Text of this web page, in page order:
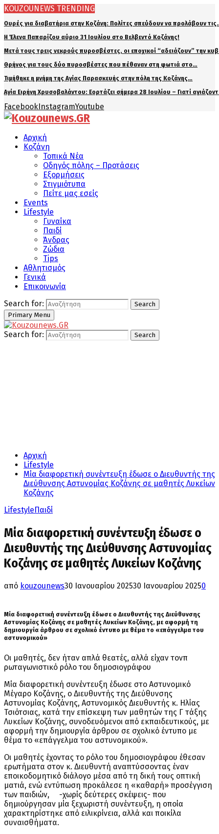
KOUZOUNEWS TRENDING
Ουρές για διαβατήρια στην Κοζάνη: Πολίτες σπεύδουν να προλάβουν
Η Έλενα Παπαρίζου αύριο 31 Ιουλίου στο Βελβεντό Κοζάνης!
Μετά τους τρεις νεκρούς πυροσβέστες, οι εποχικοί “αδειάζουν” την
Θρήνος για τους δύο πυροσβέστες που πέθαναν στη φωτιά στο…
Τιμήθηκε η μνήμη της Αγίας Παρασκευής στην πόλη της Κοζάνης…
Αγία Ειρήνη Χρυσοβαλάντου: Εορτάζει σήμερα 28 Ιουλίου – Γιατί
FacebookInstagramYoutube
Αρχική
Κοζάνη
Τοπικά Νέα
Οδηγός πόλης – Προτάσεις
Εξορμήσεις
Στιγμιότυπα
Πείτε μας εσείς
Events
Lifestyle
Γυναίκα
Παιδί
Άνδρας
Ζώδια
Tips
Αθλητισμός
Γενικά
Επικοινωνία
Search for:
Search
Primary Menu
Search for: Search
Αρχική
Lifestyle
Μία διαφορετική συνέντευξη έδωσε ο Διευθυντής της
Διεύθυνσης Αστυνομίας Κοζάνης σε μαθητές Λυκείων
Κοζάνης
LifestyleΠαιδί
Μία διαφορετική συνέντευξη έδωσε ο
Διευθυντής της Διεύθυνσης Αστυνομίας
Κοζάνης σε μαθητές Λυκείων Κοζάνης
από kouzounews30 Ιανουαρίου 202530 Ιανουαρίου 20250
Μία διαφορετική συνέντευξη έδωσε ο Διευθυντής της Διεύθυνσης
Αστυνομίας Κοζάνης σε μαθητές Λυκείων Κοζάνης, με αφορμή τη
δημιουργία άρθρου σε σχολικό έντυπο με θέμα το «επάγγελμα του
αστυνομικού»
Οι μαθητές, δεν ήταν απλά θεατές, αλλά είχαν τονπ
ρωταγωνιστικό ρόλο του δημοσιογράφου
Μία διαφορετική συνέντευξη έδωσε στο Αστυνομικό
Μέγαρο Κοζάνης, ο Διευθυντής της Διεύθυνσης
Αστυνομίας Κοζάνης, Αστυνομικός Διευθυντής κ. Ηλίας
Τσιότσιας, κατά την επίσκεψη των μαθητών της Γ΄ τάξης
Λυκείων Κοζάνης, συνοδευόμενοι από εκπαιδευτικούς, με
αφορμή την δημιουργία άρθρου σε σχολικό έντυπο με
θέμα το «επάγγελμα του αστυνομικού».
Οι μαθητές έχοντας το ρόλο του δημοσιογράφου έθεσαν
ερωτήματα στον κ. Διευθυντή αναπτύσσοντας έναν
εποικοδομητικό διάλογο μέσα από τη δική τους οπτική
ματιά, ενώ εντύπωση προκάλεσε η «καθαρή» προσέγγιση
των παιδιών, -χωρίς δεύτερες σκέψεις- που
δημιούργησαν μία ξεχωριστή συνέντευξη, η οποία
χαρακτηρίστηκε από ειλικρίνεια, αλλά και ποικίλα
συναισθήματα.